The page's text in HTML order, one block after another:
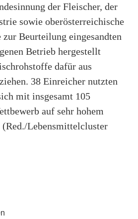
der Fleischer, der
sowie oberösterreichische
Beurteilung eingesandten
Betrieb hergestellt
dafür aus
38 Einreicher nutzten
mit insgesamt 105
auf sehr hohem
Lebensmittelcluster